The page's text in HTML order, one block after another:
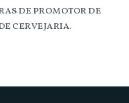
de promotor de
cervejaria.